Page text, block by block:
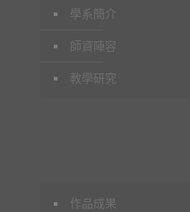
學系簡介
師資陣容
教學研究
作品成果